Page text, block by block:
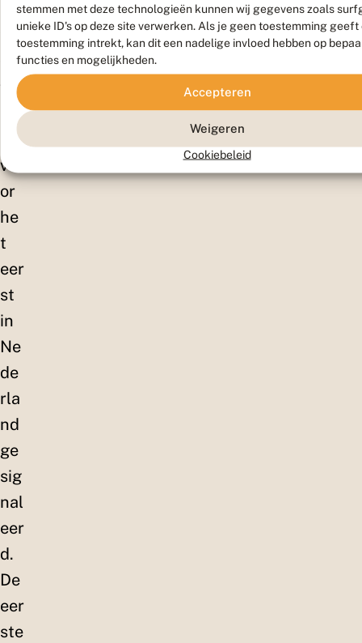
stemmen met deze technologieën kunnen wij gegevens zoals
unieke ID's op deze site verwerken. Als je geen toestemming geeft
toestemming intrekt, kan dit een nadelige invloed hebben op
functies en mogelijkheden.
Accepteren
Weigeren
Cookiebeleid
20
07
we
hij
vo
or
he
t
eer
st
in
Ne
de
rla
nd
ge
sig
nal
eer
d.
De
eer
ste